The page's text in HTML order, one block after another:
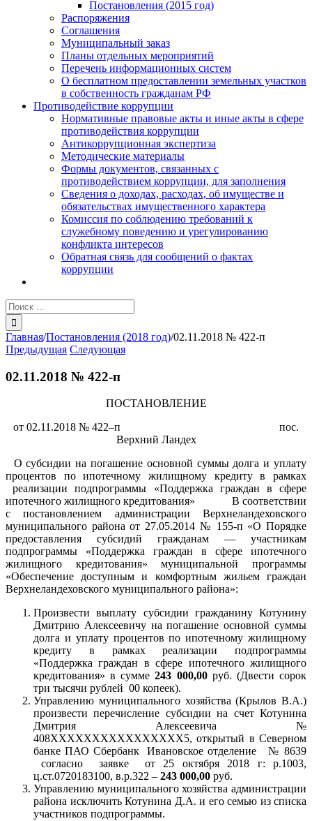
Постановления (2015 год)
Распоряжения
Соглашения
Муниципальный заказ
Планы отдельных мероприятий
Перечень информационных систем
О бесплатном предоставлении земельных участков
в собственность гражданам РФ
Противодействие коррупции
Нормативные правовые акты и иные акты в сфере
противодействия коррупции
Антикоррупционная экспертиза
Методические материалы
Формы документов, связанных с
противодействием коррупции, для заполнения
Сведения о доходах, расходах, об имуществе и
обязательствах имущественного характера
Комиссия по соблюдению требований к
служебному поведению и урегулированию
конфликта интересов
Обратная связь для сообщений о фактах
коррупции
Результат
поиска:
Главная/Постановления (2018 год)/02.11.2018 № 422-п
Предыдущая Следующая
02.11.2018 № 422-п
ПОСТАНОВЛЕНИЕ
от 02.11.2018 № 422–п пос.
Верхний Ландех
О субсидии на погашение основной суммы долга и уплату
процентов по ипотечному жилищному кредиту в рамках
реализации подпрограммы «Поддержка граждан в сфере
ипотечного жилищного кредитования»
В соответствии
с постановлением администрации Верхнеландеховского
муниципального района от 27.05.2014 № 155-п «О Порядке
предоставления субсидий гражданам — участникам
подпрограммы «Поддержка граждан в сфере ипотечного
жилищного кредитования» муниципальной программы
«Обеспечение доступным и комфортным жильем граждан
Верхнеландеховского муниципального района»:
Произвести выплату субсидии гражданину Котунину
Дмитрию Алексеевичу на погашение основной суммы
долга и уплату процентов по ипотечному жилищному
кредиту в рамках реализации подпрограммы
«Поддержка граждан в сфере ипотечного жилищного
кредитования» в сумме243 000,00руб. (Двести сорок
три тысячи рублей 00 копеек).
Управлению муниципального хозяйства (Крылов В.А.)
произвести перечисление субсидии на счет Котунина
Дмитрия Алексеевича №
408ХХХХХХХХХХХХХХХХ5, открытый в Северном
банке ПАО Сбербанк Ивановское отделение № 8639
согласно заявке от 25 октября 2018 г: р.1003,
ц.ст.0720183100, в.р.322 – 243 000,00 руб.
Управлению муниципального хозяйства администрации
района исключить Котунина Д.А. и его семью из списка
участников подпрограммы.